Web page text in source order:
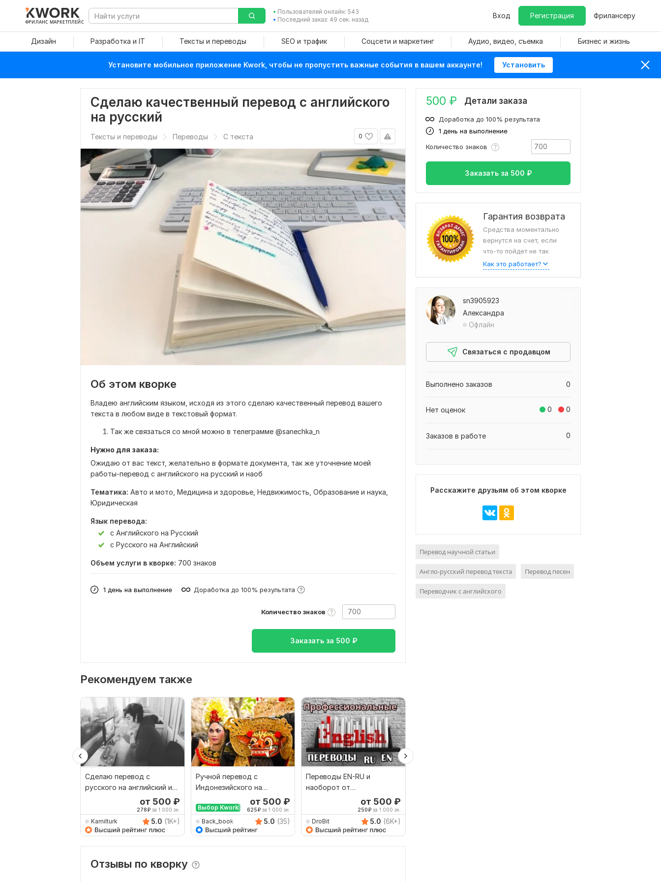
ФРИЛАНС МАРКЕТПЛЕЙС
Пользователей онлайн: 543
Последний заказ: 49 сек. назад
Вход Регистрация Фрилансеру
Дизайн Разработка и IT Тексты и переводы SEO и трафик Соцсети и маркетинг Аудио, видео, съемка Бизнес и жизнь
Установите мобильное приложение Kwork, чтобы не пропустить важные события в вашем аккаунте! Установить
Сделаю качественный перевод с английского
на русский
0
Тексты и переводы Переводы С текста
Об этом кворке
Владею английским языком, исходя из этого сделаю качественный перевод вашего
текста в любом виде в текстовый формат.
Так же связаться со мной можно в телеграмме @sanechka_n
Нужно для заказа:
Ожидаю от вас текст, желательно в формате документа, так же уточнение моей
работы-перевод с английского на русский и наоб
Тематика: Авто и мото, Медицина и здоровье, Недвижимость, Образование и наука,
Юридическая
Язык перевода:
с Английского на Русский
с Русского на Английский
Объем услуги в кворке: 700 знаков
1 день на выполнение Доработка до 100% результата
Количество знаков
Заказать за 500 ₽
Рекомендуем также
Сделаю перевод с
русского на английский и
от 500 ₽
278₽за 1 000 зн.
Kamilturk 5.0 (1K+)
Ручной перевод с
Индонезийского на
Русский и наоборот
Выбор Kwork
от 500 ₽
625₽ за 1 000 зн.
Back_book 5.0 (35)
Переводы EN-RU и
наоборот от
от 500 ₽
250₽за 1 000 зн.
DroBit 5.0 (6K+)
Отзывы по кворку
500 ₽ Детали заказа
1 день на выполнение
Доработка до 100% результата
Количество знаков
Заказать за 500 ₽
Гарантия возврата
Средства моментально
вернутся на счет, если
что-то пойдет не так
Как это работает?
sn3905923
Александра
Офлайн
Связаться с продавцом
0
Выполнено заказов
0 0
Нет оценок
0
Заказов в работе
Расскажите друзьям об этом кворке
Перевод научной статьи
Англо-русский перевод текста Перевод песен
Переводчик с английского